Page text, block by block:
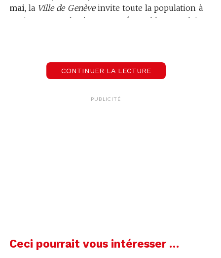
mai, la Ville de Genèveinvite toute la population à
venir partager des instants mémorables, en plein
Département de la sécurité et des sports de la
administrative et Maire de Genève
l’occasion.
CONTINUER LA LECTURE
PUBLICITÉ
Ceci pourrait vous intéresser …